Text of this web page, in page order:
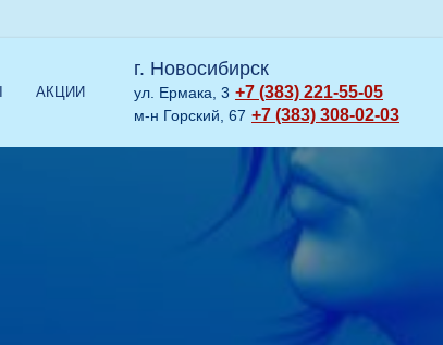
АКЦИИ
г. Новосибирск
ул. Ермака, 3 +7 (383) 221-55-05
м-н Горский, 67 +7 (383) 308-02-03